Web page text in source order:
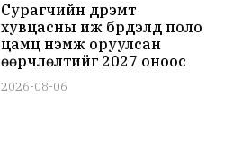
Сурагчийн дүрэмт
хувцасны иж бүрдэлд поло
цамц нэмж оруулсан
өөрчлөлтийг 2027 оноос
мөрдөхөөр тусгажээ
2026-08-06